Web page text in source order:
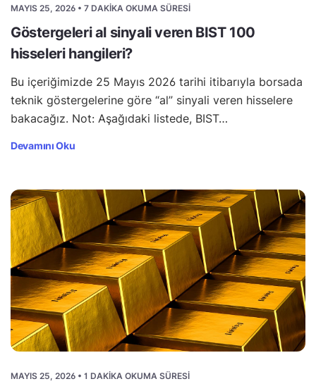
MAYIS 25, 2026 • 7 DAKIKA OKUMA SÜRESI
Göstergeleri al sinyali veren BIST 100
hisseleri hangileri?
Bu içeriğimizde 25 Mayıs 2026 tarihi itibarıyla borsada
teknik göstergelerine göre “al” sinyali veren hisselere
bakacağız. Not: Aşağıdaki listede, BIST…
Devamını Oku
MAYIS 25, 2026 • 1 DAKIKA OKUMA SÜRESI